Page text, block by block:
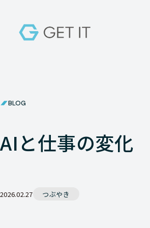
BLOG
AIと仕事の変化
2026.02.27 つぶやき